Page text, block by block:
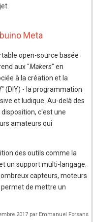
Meta
open-source basée
aux "Makers" en
à la création et la
" (DIY) - la programmation
et ludique. Au-delà des
c'est une
amateurs qui
des outils comme la
un support multi-langage.
capteurs, moteurs
de mettre un
2017 par Emmanuel Forsans